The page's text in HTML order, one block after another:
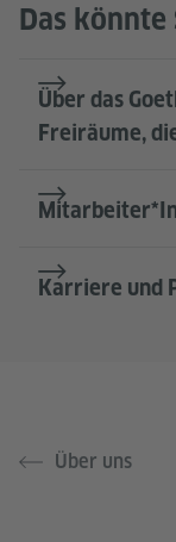
Das
Über das
Freiräume,
Karriere und
Über uns